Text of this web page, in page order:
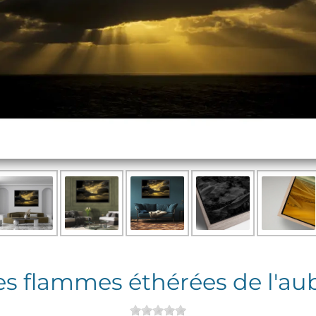
flammes éthérées de